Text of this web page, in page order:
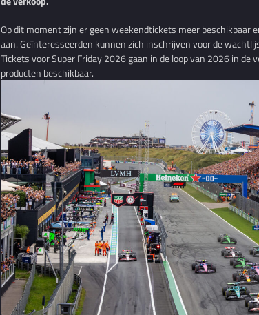
Op dit moment zijn er geen weekendtickets meer beschikbaar
aan. Geïnteresseerden kunnen zich inschrijven voor de
Tickets voor Super Friday 2026 gaan in de loop van 2026 in
producten beschikbaar.